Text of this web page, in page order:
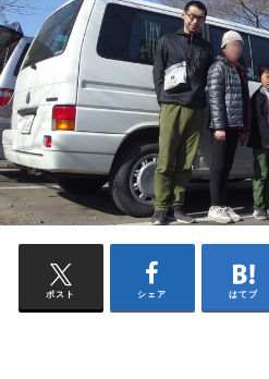
ポスト シェア はてブ